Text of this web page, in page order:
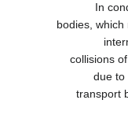
In
bodies,
collisions
due to
transport